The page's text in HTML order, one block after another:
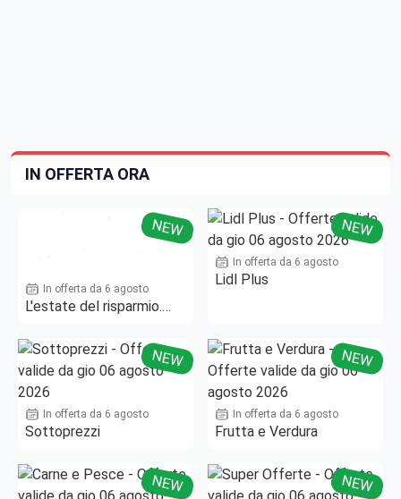
IN OFFERTA ORA
NEW
In offerta da 6 agosto
L'estate del risparmio.
NEW
In offerta da 6 agosto
Lidl Plus
NEW
In offerta da 6 agosto
Sottoprezzi
NEW
In offerta da 6 agosto
Frutta e Verdura
NEW NEW